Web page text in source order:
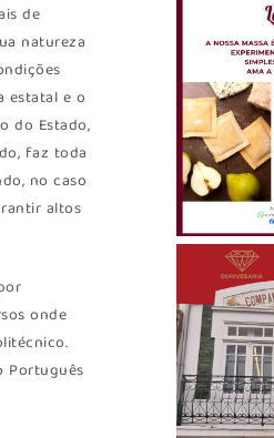
de
natureza
estatal e o
do Estado,
faz toda
no caso
altos
onde
Português